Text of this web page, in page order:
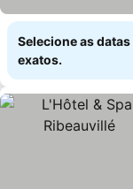
Selecione as
exatos.